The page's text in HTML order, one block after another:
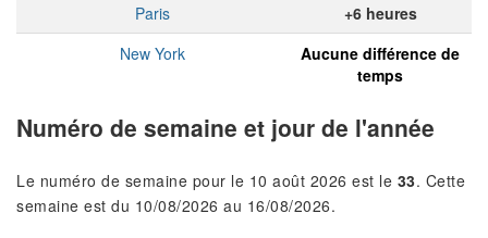
Paris
+6 heures
New York
Aucune différence de
temps
Numéro de semaine et jour de l'année
Le numéro de semaine pour le 10 août 2026 est le 33. Cette
semaine est du 10/08/2026 au 16/08/2026.